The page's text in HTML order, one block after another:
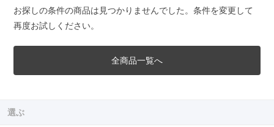
お探しの条件の商品は見つかりませんでした。条件を変更して
再度お試しください。
全商品一覧へ
選ぶ